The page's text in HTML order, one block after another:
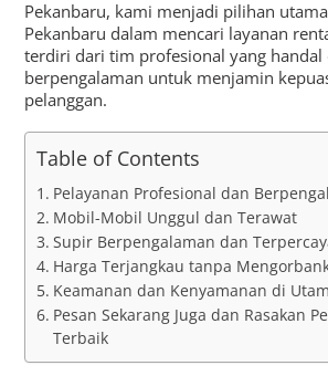
Pekanbaru, kami menjadi pilihan
Pekanbaru dalam mencari layanan
terdiri dari tim profesional yang handal
berpengalaman untuk menjamin
pelanggan.
Table of Contents
Pelayanan Profesional dan
Mobil-Mobil Unggul dan Terawat
Supir Berpengalaman dan
Harga Terjangkau tanpa
Keamanan dan Kenyamanan di
Pesan Sekarang Juga dan Rasakan
Terbaik